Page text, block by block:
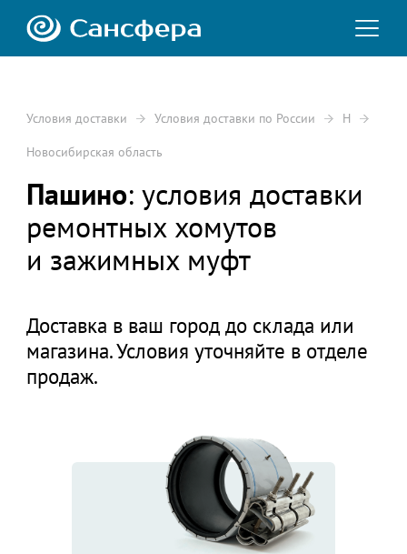
Условия доставки Условия доставки по России Н
Новосибирская область
Пашино: условия доставки
ремонтных хомутов
и зажимных муфт
Доставка в ваш город до склада или
магазина. Условия уточняйте в отделе
продаж.